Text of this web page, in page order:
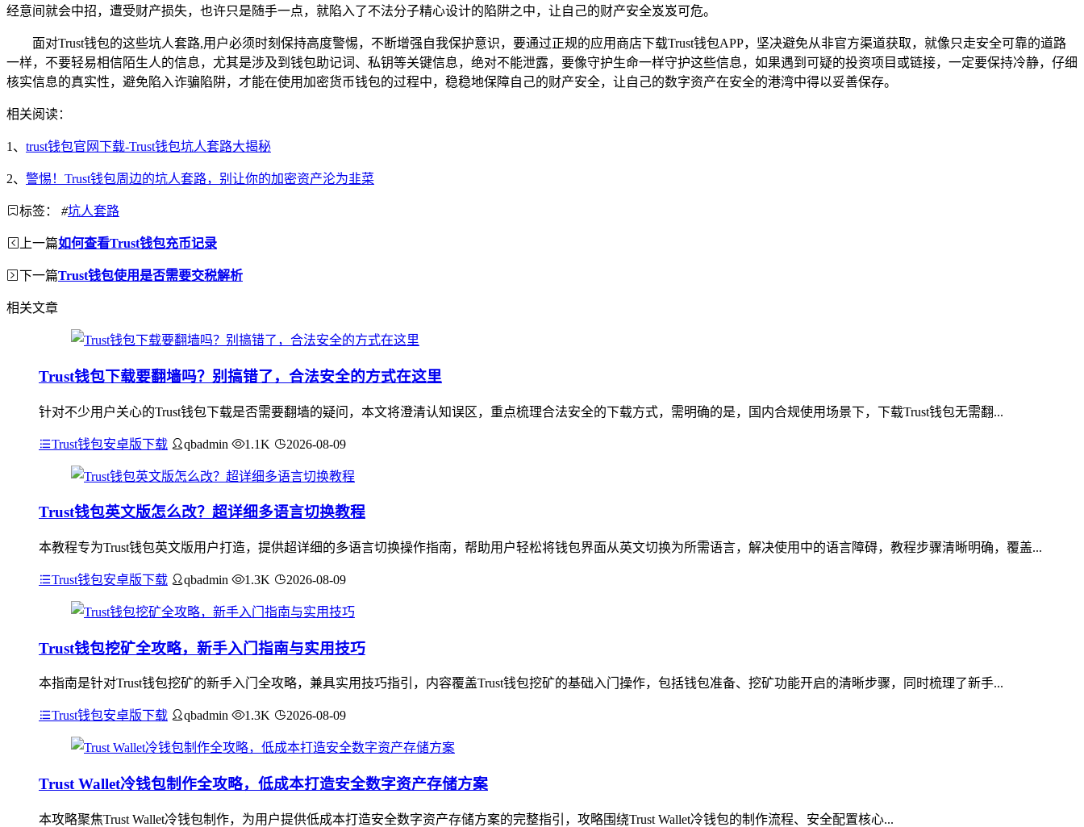
经意间就会中招，遭受财产损失，也许只是随手一点，就陷入了不法分子精心设计的陷阱之中，让自己的财产安全岌岌可危。
面对Trust钱包的这些坑人套路,用户必须时刻保持高度警惕，不断增强自我保护意识，要通过正规的应用商店下载Trust钱包APP，坚决避免从非官方渠道获取，就像只走安全可靠的道路
一样，不要轻易相信陌生人的信息，尤其是涉及到钱包助记词、私钥等关键信息，绝对不能泄露，要像守护生命一样守护这些信息，如果遇到可疑的投资项目或链接，一定要保持冷静，仔细
核实信息的真实性，避免陷入诈骗陷阱，才能在使用加密货币钱包的过程中，稳稳地保障自己的财产安全，让自己的数字资产在安全的港湾中得以妥善保存。
相关阅读：
1、 trust钱包官网下载-Trust钱包坑人套路大揭秘
2、 警惕！Trust钱包周边的坑人套路，别让你的加密资产沦为韭菜
标签： #坑人套路
上一篇如何查看Trust钱包充币记录
下一篇Trust钱包使用是否需要交税解析
相关文章
Trust钱包下载要翻墙吗？别搞错了，合法安全的方式在这里
针对不少用户关心的Trust钱包下载是否需要翻墙的疑问，本文将澄清认知误区，重点梳理合法安全的下载方式，需明确的是，国内合规使用场景下，下载Trust钱包无需翻...
Trust钱包安卓版下载 qbadmin 1.1K 2026-08-09
Trust钱包英文版怎么改？超详细多语言切换教程
本教程专为Trust钱包英文版用户打造，提供超详细的多语言切换操作指南，帮助用户轻松将钱包界面从英文切换为所需语言，解决使用中的语言障碍，教程步骤清晰明确，覆盖...
Trust钱包安卓版下载 qbadmin 1.3K 2026-08-09
Trust钱包挖矿全攻略，新手入门指南与实用技巧
本指南是针对Trust钱包挖矿的新手入门全攻略，兼具实用技巧指引，内容覆盖Trust钱包挖矿的基础入门操作，包括钱包准备、挖矿功能开启的清晰步骤，同时梳理了新手...
Trust钱包安卓版下载 qbadmin 1.3K 2026-08-09
Trust Wallet冷钱包制作全攻略，低成本打造安全数字资产存储方案
本攻略聚焦Trust Wallet冷钱包制作，为用户提供低成本打造安全数字资产存储方案的完整指引，攻略围绕Trust Wallet冷钱包的制作流程、安全配置核心...